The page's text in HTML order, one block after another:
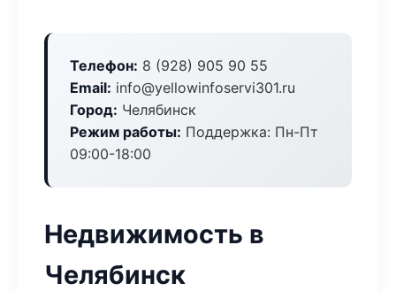
Телефон: 8 (928) 905 90 55
Email: info@yellowinfoservi301.ru
Город: Челябинск
Режим работы: Поддержка: Пн-Пт
09:00-18:00
Недвижимость в
Челябинск